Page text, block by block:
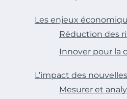
Les enjeux
Réduction des
Innover pour la
L’impact des
Mesurer et